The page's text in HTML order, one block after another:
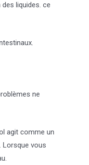
liquides. ce
ne
agit comme un
Lorsque vous